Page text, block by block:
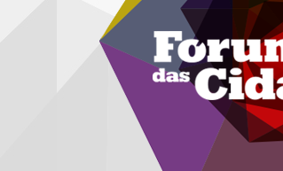
Passar para o conteúdo principalMenu secundário